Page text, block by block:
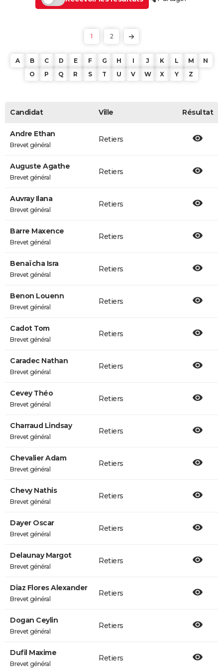
1 2
A B C D E F G H I J K L M
N
O
P Q R S T U V W X Y Z
Candidat Ville Résultat
Andre Ethan
Brevet général
Retiers
Auguste Agathe
Brevet général
Retiers
Auvray Ilana
Brevet général
Retiers
Barre Maxence
Brevet général
Retiers
Benaïcha Isra
Brevet général
Retiers
Benon Louenn
Brevet général
Retiers
Cadot Tom
Brevet général
Retiers
Caradec Nathan
Brevet général
Retiers
Cevey Théo
Brevet général
Retiers
Charraud Lindsay
Brevet général
Retiers
Chevalier Adam
Brevet général
Retiers
Chevy Nathis
Brevet général
Retiers
Dayer Oscar
Brevet général
Retiers
Delaunay Margot
Brevet général
Retiers
Diaz Flores Alexander
Brevet général
Retiers
Dogan Ceylin
Brevet général
Retiers
Dufil Maxime
Brevet général
Retiers